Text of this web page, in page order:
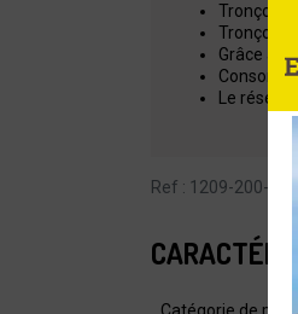
Grâce à
Le
Ref : 1209-200-0142